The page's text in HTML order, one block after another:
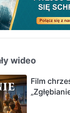
wideo
Film